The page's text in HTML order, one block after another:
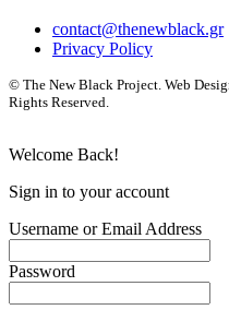
contact@thenewblack.gr
Privacy Policy
© The New Black Project. Web
Rights Reserved.
Welcome Back!
Sign in to your account
Username or Email Address
Password